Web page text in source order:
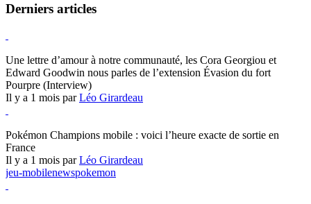
Derniers articles
Une lettre d’amour à notre communauté, les Cora Georgiou et
Edward Goodwin nous parles de l’extension Évasion du fort
Pourpre (Interview)
Il y a 1 mois parLéo Girardeau
Pokémon Champions mobile : voici l’heure exacte de sortie en
France
Il y a 1 mois parLéo Girardeau
jeu-mobilenewspokemon